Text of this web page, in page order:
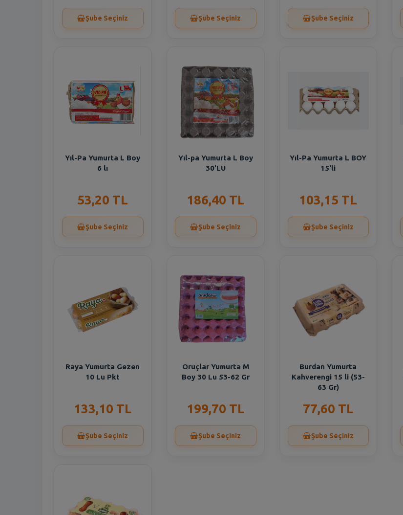
Şube Seçiniz Şube Seçiniz Şube Seçiniz
Yıl-Pa Yumurta L Boy
6 lı
53,20 TL
Şube Seçiniz
Yıl-pa Yumurta L Boy
30'LU
186,40 TL
Şube Seçiniz
Yıl-Pa Yumurta L BOY
15'li
103,15 TL
Şube Seçiniz
Raya Yumurta Gezen
10 Lu Pkt
133,10 TL
Şube Seçiniz
Oruçlar Yumurta M
Boy 30 Lu 53-62 Gr
199,70 TL
Şube Seçiniz
Burdan Yumurta
Kahverengi 15 li (53-
63 Gr)
77,60 TL
Şube Seçiniz